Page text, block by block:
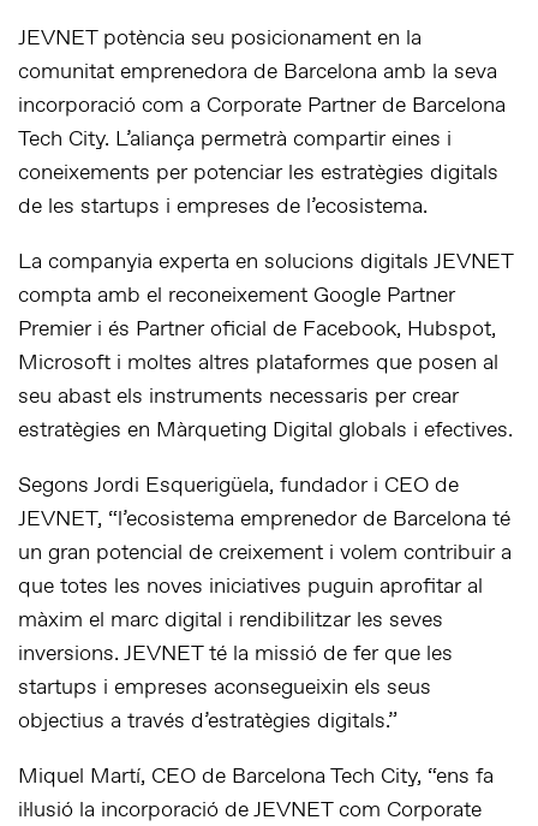
JEVNET potència seu posicionament en la
comunitat emprenedora de Barcelona amb la seva
incorporació com a Corporate Partner de Barcelona
Tech City. L’aliança permetrà compartir eines i
coneixements per potenciar les estratègies digitals
de les startups i empreses de l’ecosistema.
La companyia experta en solucions digitals JEVNET
compta amb el reconeixement Google Partner
Premier i és Partner oficial de Facebook, Hubspot,
Microsoft i moltes altres plataformes que posen al
seu abast els instruments necessaris per crear
estratègies en Màrqueting Digital globals i efectives.
Segons Jordi Esquerigüela, fundador i CEO de
JEVNET, “l’ecosistema emprenedor de Barcelona té
un gran potencial de creixement i volem contribuir a
que totes les noves iniciatives puguin aprofitar al
màxim el marc digital i rendibilitzar les seves
inversions. JEVNET té la missió de fer que les
startups i empreses aconsegueixin els seus
objectius a través d’estratègies digitals.”
Miquel Martí, CEO de Barcelona Tech City, “ens fa
il·lusió la incorporació de JEVNET com Corporate